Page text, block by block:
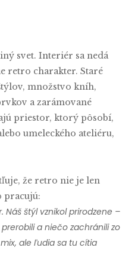
svet. Interiér sa nedá
retro charakter. Staré
množstvo kníh,
a zarámované
priestor, ktorý pôsobí,
umeleckého ateliéru,
že retro nie je len
pracujú:
Náš štýl vznikol prirodzene –
a niečo zachránili zo
ale ľudia sa tu cítia